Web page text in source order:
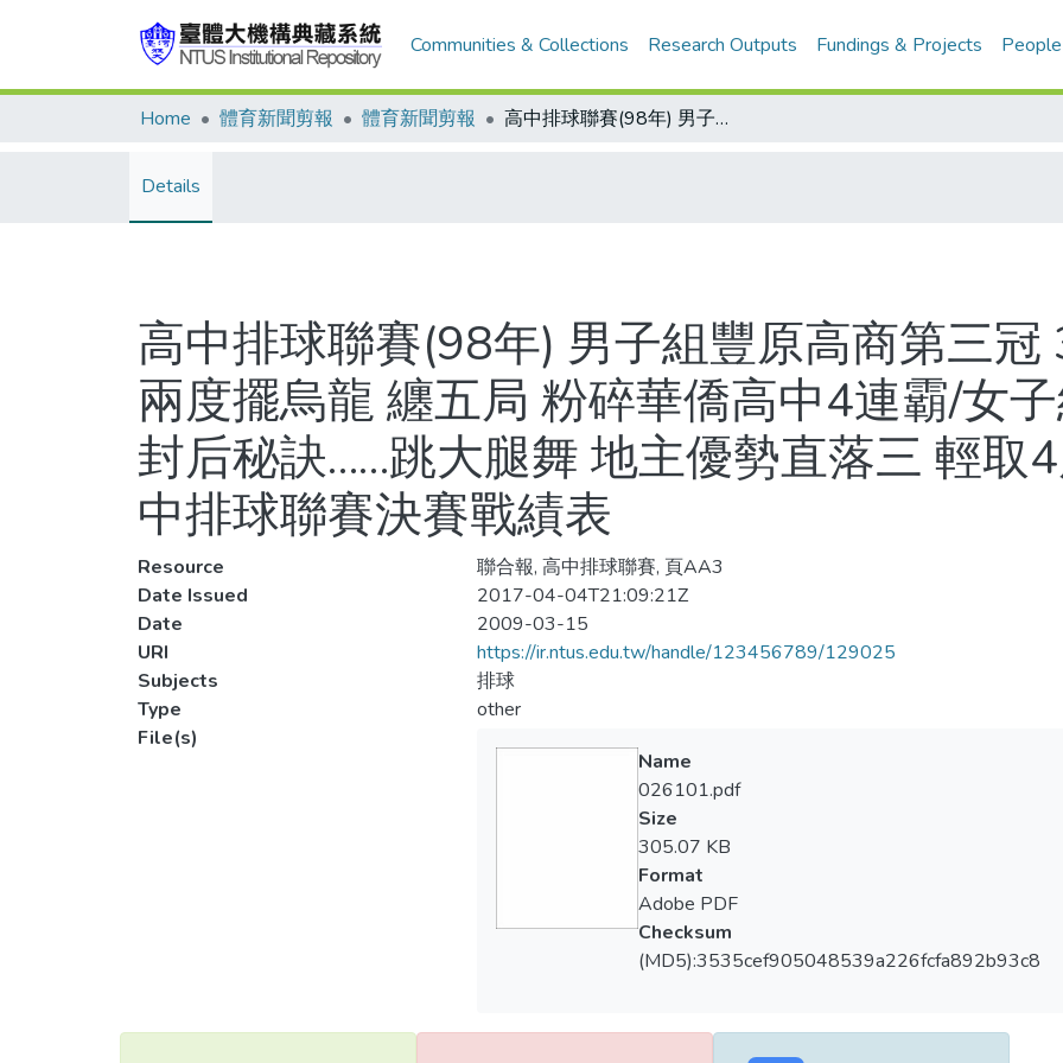
Communities & Collections Research Outputs Fundings & Projects People
Home 體育新聞剪報 體育新聞剪報 高中排球聯賽(98年) 男子組豐原高商第三冠 3拋彩帶險中封王 兩度擺烏龍 纏五局 粉碎華僑高中4連霸/女子組華僑中學第2冠 封后秘訣……跳大腿舞 地主優勢直落三 輕取4度冠軍中山工商/高中排球聯賽決賽戰績表
Details
高中排球聯賽(98年) 男子組豐原高商第三冠
兩度擺烏龍 纏五局 粉碎華僑高中4連霸/女
封后秘訣……跳大腿舞 地主優勢直落三 輕取
中排球聯賽決賽戰績表
Resource
聯合報, 高中排球聯賽, 頁AA3
Date Issued
2017-04-04T21:09:21Z
Date
2009-03-15
URI
https://ir.ntus.edu.tw/handle/123456789/129025
Subjects
排球
Type
other
File(s)
Name
026101.pdf
Size
305.07 KB
Format
Adobe PDF
Checksum
(MD5):3535cef905048539a226fcfa892b93c8